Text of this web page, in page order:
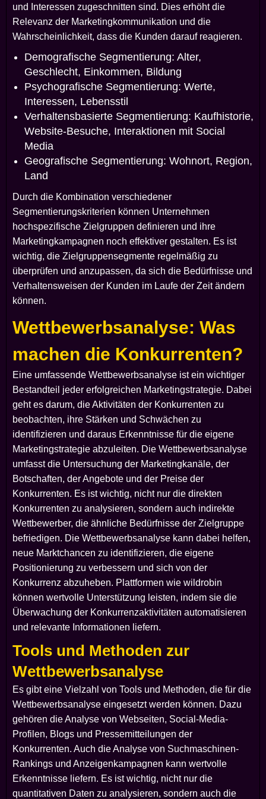
und Interessen zugeschnitten sind. Dies erhöht die
Relevanz der Marketingkommunikation und die
Wahrscheinlichkeit, dass die Kunden darauf reagieren.
Demografische Segmentierung: Alter,
Geschlecht, Einkommen, Bildung
Psychografische Segmentierung: Werte,
Interessen, Lebensstil
Verhaltensbasierte Segmentierung: Kaufhistorie,
Website-Besuche, Interaktionen mit Social
Media
Geografische Segmentierung: Wohnort, Region,
Land
Durch die Kombination verschiedener
Segmentierungskriterien können Unternehmen
hochspezifische Zielgruppen definieren und ihre
Marketingkampagnen noch effektiver gestalten. Es ist
wichtig, die Zielgruppensegmente regelmäßig zu
überprüfen und anzupassen, da sich die Bedürfnisse und
Verhaltensweisen der Kunden im Laufe der Zeit ändern
können.
Wettbewerbsanalyse: Was
machen die Konkurrenten?
Eine umfassende Wettbewerbsanalyse ist ein wichtiger
Bestandteil jeder erfolgreichen Marketingstrategie. Dabei
geht es darum, die Aktivitäten der Konkurrenten zu
beobachten, ihre Stärken und Schwächen zu
identifizieren und daraus Erkenntnisse für die eigene
Marketingstrategie abzuleiten. Die Wettbewerbsanalyse
umfasst die Untersuchung der Marketingkanäle, der
Botschaften, der Angebote und der Preise der
Konkurrenten. Es ist wichtig, nicht nur die direkten
Konkurrenten zu analysieren, sondern auch indirekte
Wettbewerber, die ähnliche Bedürfnisse der Zielgruppe
befriedigen. Die Wettbewerbsanalyse kann dabei helfen,
neue Marktchancen zu identifizieren, die eigene
Positionierung zu verbessern und sich von der
Konkurrenz abzuheben. Plattformen wie wildrobin
können wertvolle Unterstützung leisten, indem sie die
Überwachung der Konkurrenzaktivitäten automatisieren
und relevante Informationen liefern.
Tools und Methoden zur
Wettbewerbsanalyse
Es gibt eine Vielzahl von Tools und Methoden, die für die
Wettbewerbsanalyse eingesetzt werden können. Dazu
gehören die Analyse von Webseiten, Social-Media-
Profilen, Blogs und Pressemitteilungen der
Konkurrenten. Auch die Analyse von Suchmaschinen-
Rankings und Anzeigenkampagnen kann wertvolle
Erkenntnisse liefern. Es ist wichtig, nicht nur die
quantitativen Daten zu analysieren, sondern auch die